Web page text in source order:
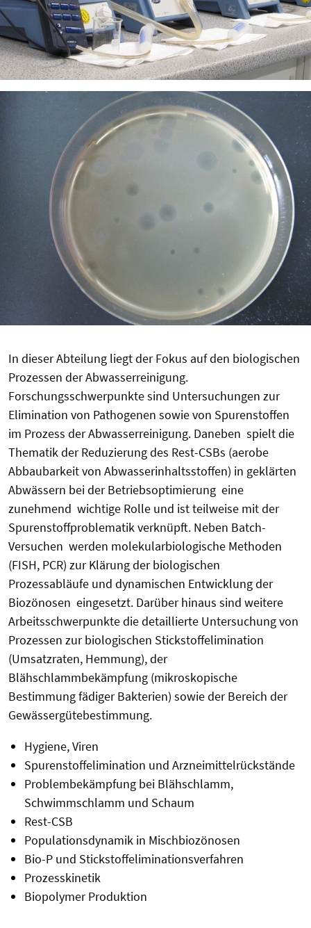
In dieser Abteilung liegt der Fokus auf den biologischen
Prozessen der Abwasserreinigung.
Forschungsschwerpunkte sind Untersuchungen zur
Elimination von Pathogenen sowie von Spurenstoffen
im Prozess der Abwasserreinigung. Daneben spielt die
Thematik der Reduzierung des Rest-CSBs (aerobe
Abbaubarkeit von Abwasserinhaltsstoffen) in geklärten
Abwässern bei der Betriebsoptimierung eine
zunehmend wichtige Rolle und ist teilweise mit der
Spurenstoffproblematik verknüpft. Neben Batch-
Versuchen werden molekularbiologische Methoden
(FISH, PCR) zur Klärung der biologischen
Prozessabläufe und dynamischen Entwicklung der
Biozönosen eingesetzt. Darüber hinaus sind weitere
Arbeitsschwerpunkte die detaillierte Untersuchung von
Prozessen zur biologischen Stickstoffelimination
(Umsatzraten, Hemmung), der
Blähschlammbekämpfung (mikroskopische
Bestimmung fädiger Bakterien) sowie der Bereich der
Gewässergütebestimmung.
Hygiene, Viren
Spurenstoffelimination und Arzneimittelrückstände
Problembekämpfung bei Blähschlamm,
Schwimmschlamm und Schaum
Rest-CSB
Populationsdynamik in Mischbiozönosen
Bio-P und Stickstoffeliminationsverfahren
Prozesskinetik
Biopolymer Produktion